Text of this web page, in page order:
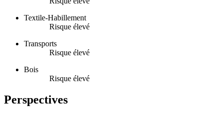
Textile-Habillement
Risque élevé
Transports
Risque élevé
Bois
Risque élevé
Perspectives